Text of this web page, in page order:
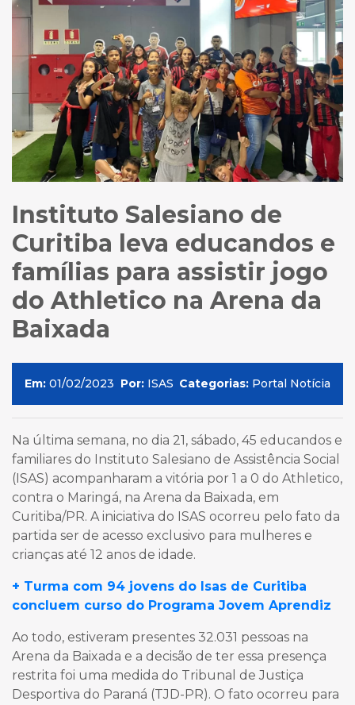
Instituto Salesiano de
Curitiba leva educandos e
famílias para assistir jogo
do Athletico na Arena da
Baixada
Em: 01/02/2023 Por: ISAS Categorias: Portal Notícia
Na última semana, no dia 21, sábado, 45 educandos e
familiares do Instituto Salesiano de Assistência Social
(ISAS) acompanharam a vitória por 1 a 0 do Athletico,
contra o Maringá, na Arena da Baixada, em
Curitiba/PR. A iniciativa do ISAS ocorreu pelo fato da
partida ser de acesso exclusivo para mulheres e
crianças até 12 anos de idade.
+ Turma com 94 jovens do Isas de Curitiba
concluem curso do Programa Jovem Aprendiz
Ao todo, estiveram presentes 32.031 pessoas na
Arena da Baixada e a decisão de ter essa presença
restrita foi uma medida do Tribunal de Justiça
Desportiva do Paraná (TJD-PR). O fato ocorreu para